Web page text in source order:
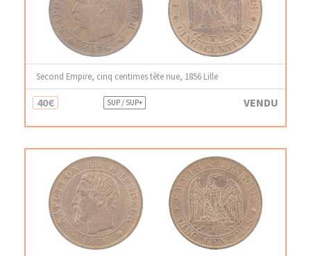
Second Empire, cinq centimes tête nue, 1856 Lille
40€ SUP / SUP+ VENDU